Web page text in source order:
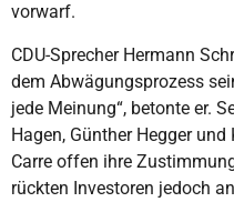
vorwarf.
CDU-Sprecher Hermann
dem Abwägungsprozess
jede Meinung“, betonte er.
Hagen, Günther Hegger
Carre offen ihre
rückten Investoren jedoch